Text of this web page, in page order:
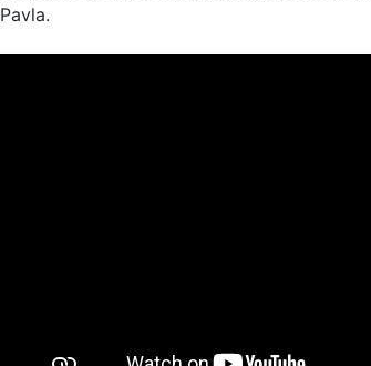
Pavla.